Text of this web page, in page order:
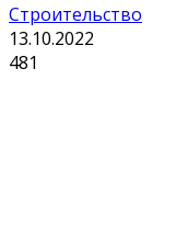
Строительство
13.10.2022
481